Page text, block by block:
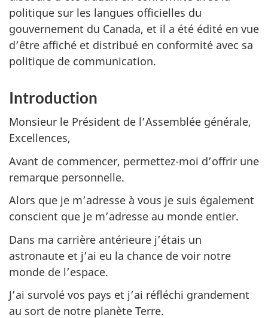
politique sur les langues officielles du
gouvernement du Canada, et il a été édité en vue
d’être affiché et distribué en conformité avec sa
politique de communication.
Introduction
Monsieur le Président de l’Assemblée générale,
Excellences,
Avant de commencer, permettez-moi d’offrir une
remarque personnelle.
Alors que je m’adresse à vous je suis également
conscient que je m’adresse au monde entier.
Dans ma carrière antérieure j’étais un
astronaute et j’ai eu la chance de voir notre
monde de l’espace.
J’ai survolé vos pays et j’ai réfléchi grandement
au sort de notre planète Terre.